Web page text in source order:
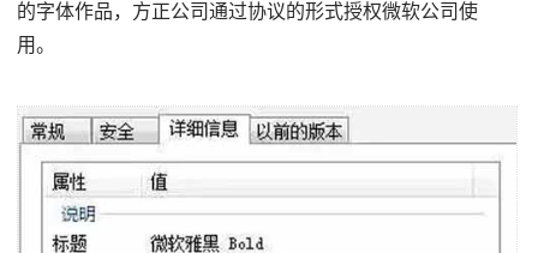
的字体作品，方正公司通过协议的形式授权微软公司使
用。